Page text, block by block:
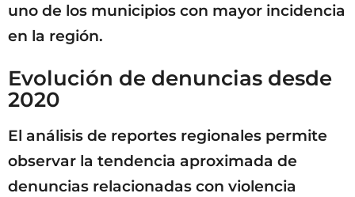
uno de los municipios con mayor incidencia
en la región.
Evolución de denuncias desde
2020
El análisis de reportes regionales permite
observar la tendencia aproximada de
denuncias relacionadas con violencia